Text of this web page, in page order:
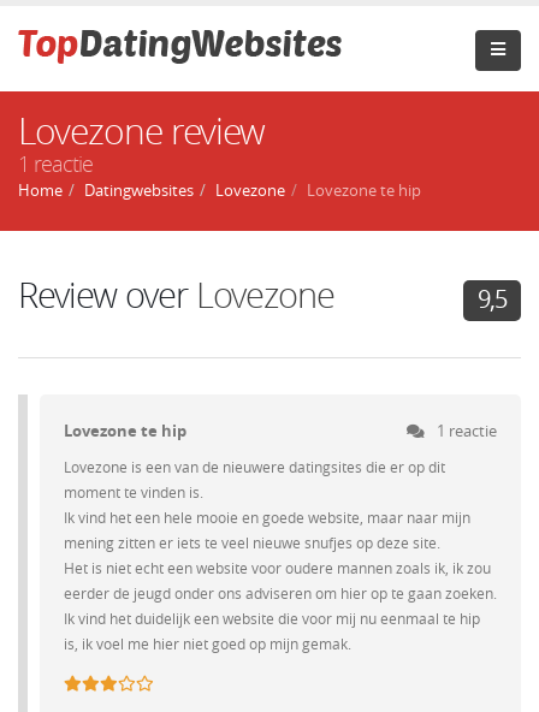
Lovezone review
1 reactie
Home Datingwebsites Lovezone Lovezone te hip
Review over Lovezone 9,5
Lovezone te hip 1 reactie
Lovezone is een van de nieuwere datingsites die er op dit
moment te vinden is.
Ik vind het een hele mooie en goede website, maar naar mijn
mening zitten er iets te veel nieuwe snufjes op deze site.
Het is niet echt een website voor oudere mannen zoals ik, ik zou
eerder de jeugd onder ons adviseren om hier op te gaan zoeken.
Ik vind het duidelijk een website die voor mij nu eenmaal te hip
is, ik voel me hier niet goed op mijn gemak.